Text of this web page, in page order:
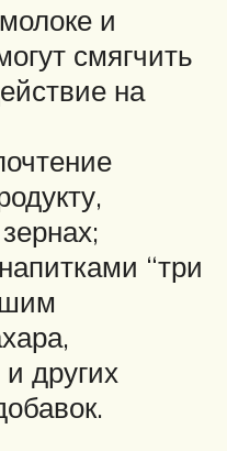
и
смягчить
на
“три
других